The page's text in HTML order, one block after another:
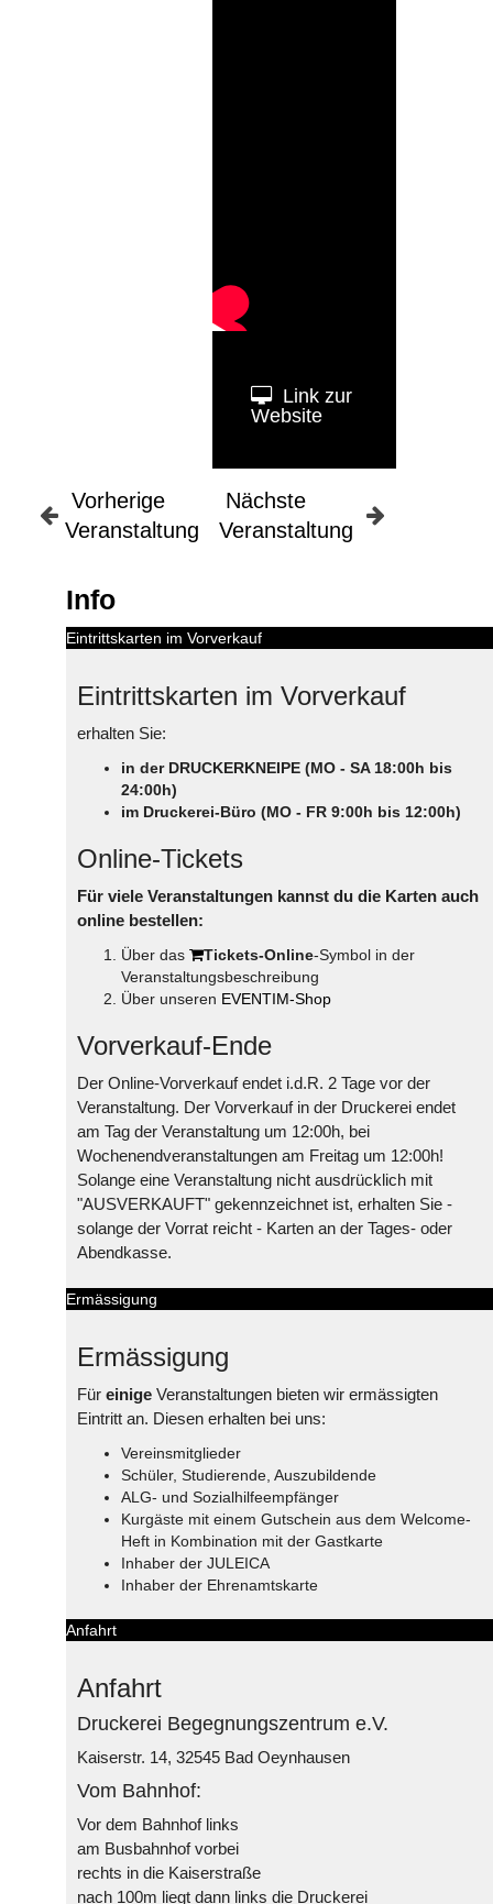
Link zur
Website
Vorherige
Veranstaltung
Nächste
Veranstaltung
Info
Eintrittskarten im Vorverkauf
Eintrittskarten im Vorverkauf
erhalten Sie:
in der DRUCKERKNEIPE (MO - SA 18:00h bis
24:00h)
im Druckerei-Büro (MO - FR 9:00h bis 12:00h)
Online-Tickets
Für viele Veranstaltungen kannst du die Karten auch
online bestellen:
Über das Tickets-Online-Symbol in der
Veranstaltungsbeschreibung
Über unseren EVENTIM-Shop
Vorverkauf-Ende
Der Online-Vorverkauf endet i.d.R. 2 Tage vor der
Veranstaltung. Der Vorverkauf in der Druckerei endet
am Tag der Veranstaltung um 12:00h, bei
Wochenendveranstaltungen am Freitag um 12:00h!
Solange eine Veranstaltung nicht ausdrücklich mit
"AUSVERKAUFT" gekennzeichnet ist, erhalten Sie -
solange der Vorrat reicht - Karten an der Tages- oder
Abendkasse.
Ermässigung
Ermässigung
Für einige Veranstaltungen bieten wir ermässigten
Eintritt an. Diesen erhalten bei uns:
Vereinsmitglieder
Schüler, Studierende, Auszubildende
ALG- und Sozialhilfeempfänger
Kurgäste mit einem Gutschein aus dem Welcome-
Heft in Kombination mit der Gastkarte
Inhaber der JULEICA
Inhaber der Ehrenamtskarte
Anfahrt
Anfahrt
Druckerei Begegnungszentrum e.V.
Kaiserstr. 14, 32545 Bad Oeynhausen
Vom Bahnhof:
Vor dem Bahnhof links
am Busbahnhof vorbei
rechts in die Kaiserstraße
nach 100m liegt dann links die Druckerei